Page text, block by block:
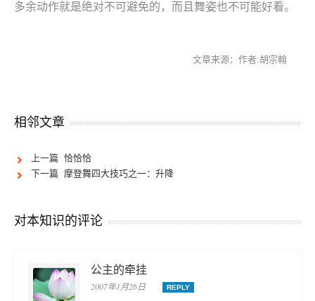
多余动作就是绝对不可避免的，而且舞姿也不可能好看。
文章来源：作者:胡宗翰
相邻文章
上一篇 恰恰恰
下一篇 摩登舞四大技巧之一：升降
对本知识的评论
公主的牵挂
2007年1月26日 REPLY